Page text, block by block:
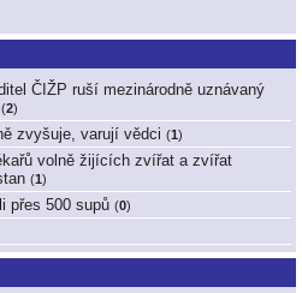
ČIŽP ruší mezinárodně uznávaný
(2)
zvyšuje, varují vědci (1)
volně žijících zvířat a zvířat
(1)
přes 500 supů (0)